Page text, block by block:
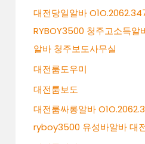
대전당일알바
RYBOY3500 청주고소득알
알바 청주보도사무실
대전룸도우미
대전룸보도
대전룸싸롱알바
ryboy3500 유성바알바 대